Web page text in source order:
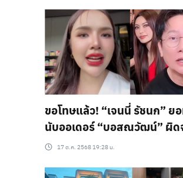
ขอโทษแล้ว! “เจนนี่ รัชนก” ย
นับออเดอร์ “บอสณวัฒน์” ผิด
8,000 เป็น 2 หมื่น!
17 ต.ค. 2568 19:28 น.